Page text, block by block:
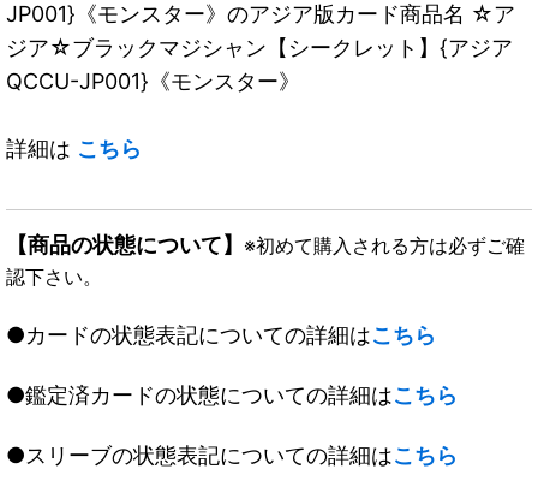
JP001}《モンスター》のアジア版カード商品名 ☆ア
ジア☆ブラックマジシャン【シークレット】{アジア
QCCU-JP001}《モンスター》
詳細は こちら
【商品の状態について】 ※初めて購入される方は必ずご確
認下さい。
●カードの状態表記についての詳細はこちら
●鑑定済カードの状態についての詳細はこちら
●スリーブの状態表記についての詳細はこちら